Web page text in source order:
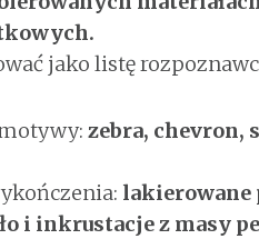
jako listę
zebra, chevron,
i inkrustacje z masy